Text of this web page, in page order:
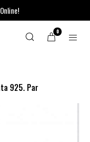
0
925. Par